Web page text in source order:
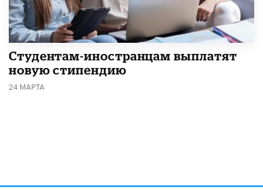
Студентам-иностранцам выплатят
новую стипендию
24 МАРТА